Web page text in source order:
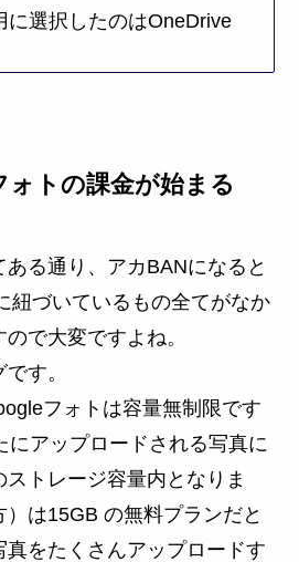
に選択したのはOneDrive
トの課金が始まる
る通り、アカBANになると
紐づいているもの全てがなか
で大変ですよね。
す。
フォトは容量無制限です
にアップロードされる写真に
トレージ容量内となりま
は15GB の無料プランだと
真をたくさんアップロードす